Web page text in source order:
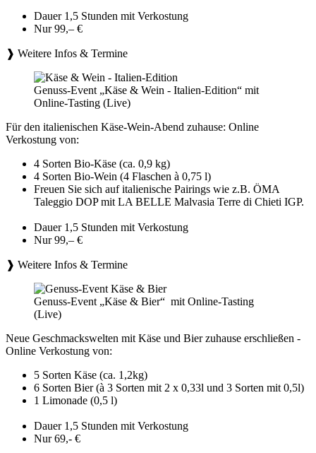
Dauer 1,5 Stunden mit Verkostung
Nur 99,– €
❱ Weitere Infos & Termine
Genuss-Event „Käse & Wein - Italien-Edition“ mit
Online-Tasting (Live)
Für den italienischen Käse-Wein-Abend zuhause: Online
Verkostung von:
4 Sorten Bio-Käse (ca. 0,9 kg)
4 Sorten Bio-Wein (4 Flaschen à 0,75 l)
Freuen Sie sich auf italienische Pairings wie z.B. ÖMA
Taleggio DOP mit LA BELLE Malvasia Terre di Chieti IGP.
Dauer 1,5 Stunden mit Verkostung
Nur 99,– €
❱ Weitere Infos & Termine
Genuss-Event „Käse & Bier“ mit Online-Tasting
(Live)
Neue Geschmackswelten mit Käse und Bier zuhause erschließen -
Online Verkostung von:
5 Sorten Käse (ca. 1,2kg)
6 Sorten Bier (à 3 Sorten mit 2 x 0,33l und 3 Sorten mit 0,5l)
1 Limonade (0,5 l)
Dauer 1,5 Stunden mit Verkostung
Nur 69,- €